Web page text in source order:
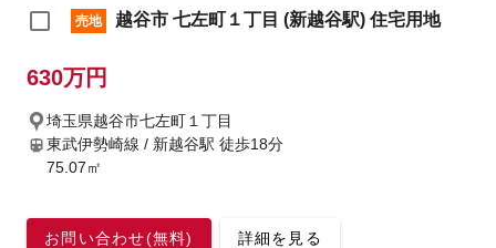
売地 越谷市 七左町１丁目 (新越谷駅) 住宅用地
630万円
埼玉県越谷市七左町１丁目
東武伊勢崎線 / 新越谷駅 徒歩18分
75.07㎡
お問い合わせ(無料) 詳細を見る